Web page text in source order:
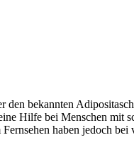
bekannten
Hilfe bei Menschen mit
haben jedoch